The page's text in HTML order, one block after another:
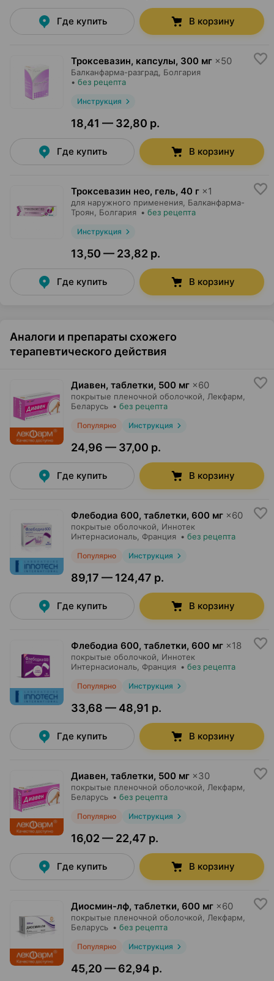
Где купить В корзину
Троксевазин, капсулы, 300 мг ×50
Балканфарма-разград , Болгария
• без рецепта
Инструкция
18,41 — 32,80 р.
Где купить В корзину
Троксевазин нео, гель, 40 г ×1
для наружного применения, Балканфарма-
Троян , Болгария • без рецепта
Инструкция
13,50 — 23,82 р.
Где купить В корзину
Аналоги и препараты схожего
терапевтического действия
Диавен, таблетки, 500 мг ×60
покрытые пленочной оболочкой, Лекфарм
Беларусь • без рецепта
Популярно Инструкция
24,96 — 37,00 р.
Где купить В корзину
Флебодиа 600, таблетки, 600 мг ×60
покрытые оболочкой,
Иннотек
Интернасиональ , Франция • без рецепта
Популярно Инструкция
89,17 — 124,47 р.
Где купить В корзину
Флебодиа 600, таблетки, 600 мг ×18
покрытые оболочкой,
Иннотек
Интернасиональ , Франция • без рецепта
Популярно Инструкция
33,68 — 48,91 р.
Где купить В корзину
Диавен, таблетки, 500 мг ×30
покрытые пленочной оболочкой, Лекфарм
Беларусь • без рецепта
Популярно Инструкция
16,02 — 22,47 р.
Где купить В корзину
Диосмин-лф, таблетки, 600 мг ×60
покрытые пленочной оболочкой, Лекфарм
Беларусь • без рецепта
Популярно Инструкция
45,20 — 62,94 р.